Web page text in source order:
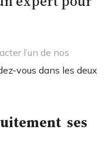
l’un de nos
vous dans les deux
ses